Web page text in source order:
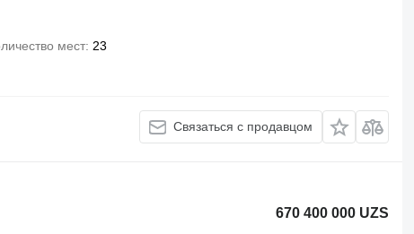
мест 23
Связаться с продавцом
670 400 000 UZS